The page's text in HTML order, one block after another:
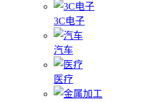
3C电子
汽车
医疗